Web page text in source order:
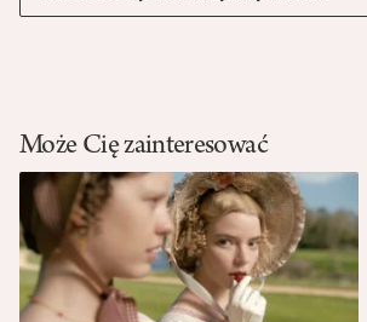
Może Cię zainteresować